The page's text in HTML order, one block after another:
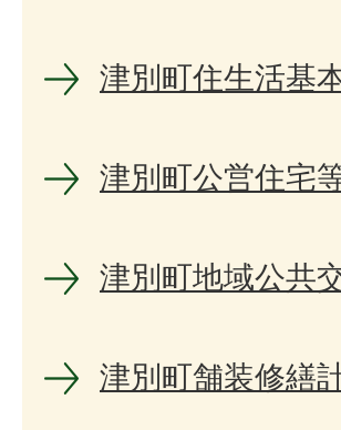
津別町住生活基
津別町公営住宅
津別町地域公共
津別町舗装修繕